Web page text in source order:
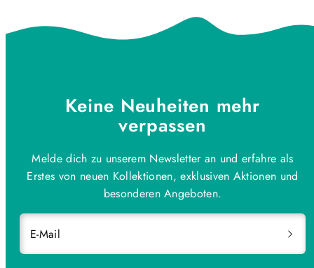
Keine Neuheiten mehr
verpassen
Melde dich zu unserem Newsletter an und erfahre als
Erstes von neuen Kollektionen, exklusiven Aktionen und
besonderen Angeboten.
E-Mail